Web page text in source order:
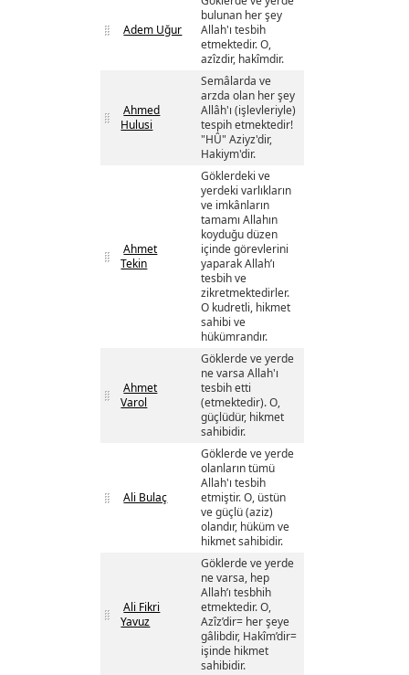
Adem Uğur
bulunan her şey
Allah'ı tesbih
etmektedir. O,
azîzdir, hakîmdir.
Ahmed
Hulusi
Semâlarda ve
arzda olan her şey
Allâh'ı (işlevleriyle)
tespih etmektedir!
"HÛ" Aziyz'dir,
Hakiym'dir.
Ahmet
Tekin
Göklerdeki ve
yerdeki varlıkların
ve imkânların
tamamı Allahın
koyduğu düzen
içinde görevlerini
yaparak Allah’ı
tesbih ve
zikretmektedirler.
O kudretli, hikmet
sahibi ve
hükümrandır.
Ahmet
Varol
Göklerde ve yerde
ne varsa Allah'ı
tesbih etti
(etmektedir). O,
güçlüdür, hikmet
sahibidir.
Ali Bulaç
Göklerde ve yerde
olanların tümü
Allah'ı tesbih
etmiştir. O, üstün
ve güçlü (aziz)
olandır, hüküm ve
hikmet sahibidir.
Ali Fikri
Yavuz
Göklerde ve yerde
ne varsa, hep
Allah’ı tesbhih
etmektedir. O,
Azîz’dir= her şeye
gâlibdir, Hakîm’dir=
işinde hikmet
sahibidir.